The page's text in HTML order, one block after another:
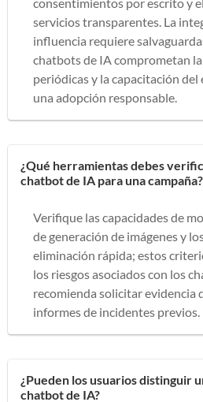
servicios transparentes. La
influencia requiere
chatbots de IA comprometan
periódicas y la capacitación
una adopción responsable.
¿Qué herramientas debes
chatbot de IA para una campaña?
Verifique las capacidades de
de generación de imágenes y
eliminación rápida; estos
los riesgos asociados con los
recomienda solicitar evidencia
informes de incidentes previos.
¿Pueden los usuarios distinguir
chatbot de IA?